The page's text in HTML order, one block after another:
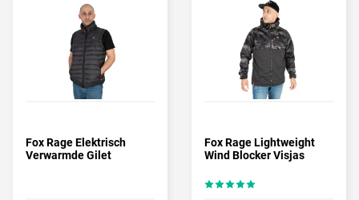
Fox Rage Elektrisch
Verwarmde Gilet
Fox Rage Lightweight
Wind Blocker Visjas